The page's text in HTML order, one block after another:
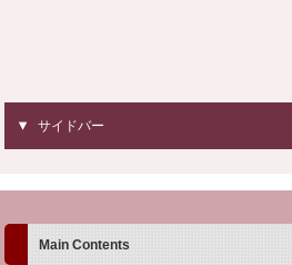
サイドバー
Main Contents